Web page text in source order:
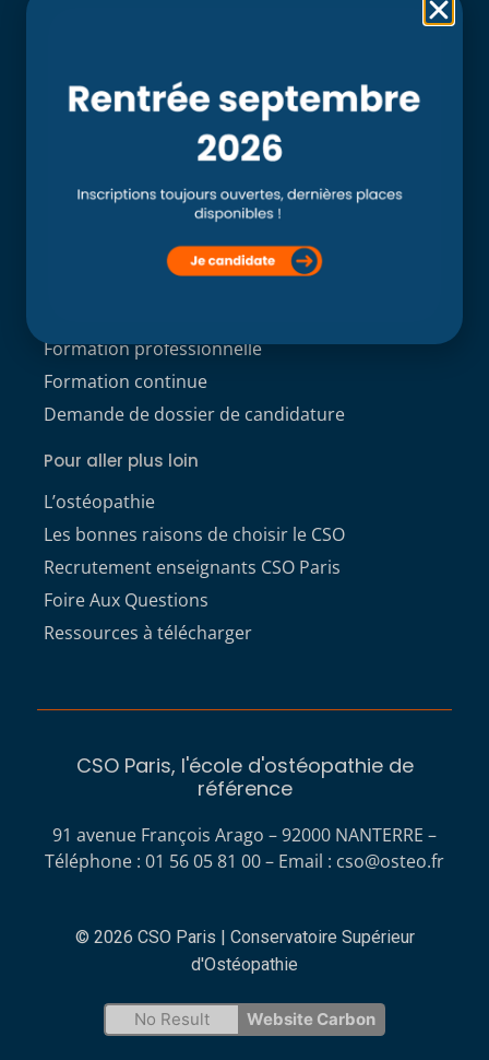
Clinique externe
Clinique ostéopathique interne du CSO Paris
Service aux étudiants
Contacts
ACCÈS ÉTUDIANT
Formation professionnelle
Formation continue
Demande de dossier de candidature
Pour aller plus loin
L’ostéopathie
Les bonnes raisons de choisir le CSO
Recrutement enseignants CSO Paris
Foire Aux Questions
Ressources à télécharger
CSO Paris, l'école d'ostéopathie de
référence
91 avenue François Arago – 92000 NANTERRE –
Téléphone : 01 56 05 81 00 – Email : cso@osteo.fr
© 2026 CSO Paris | Conservatoire Supérieur
d'Ostéopathie
No Result Website Carbon